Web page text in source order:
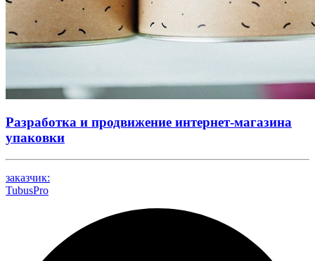
Разработка и продвижение интернет-магазина
упаковки
заказчик:
TubusPro